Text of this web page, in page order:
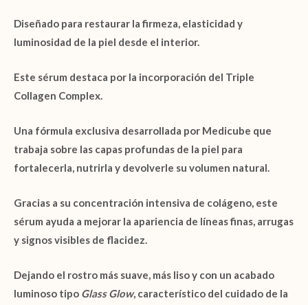
Diseñado para restaurar la firmeza, elasticidad y
luminosidad de la piel desde el interior.
Este sérum destaca por la incorporación del Triple
Collagen Complex.
Una fórmula exclusiva desarrollada por Medicube que
trabaja sobre las capas profundas de la piel para
fortalecerla, nutrirla y devolverle su volumen natural.
Gracias a su concentración intensiva de colágeno, este
sérum ayuda a mejorar la apariencia de líneas finas, arrugas
y signos visibles de flacidez.
Dejando el rostro más suave, más liso y con un acabado
luminoso tipo Glass Glow, característico del cuidado de la